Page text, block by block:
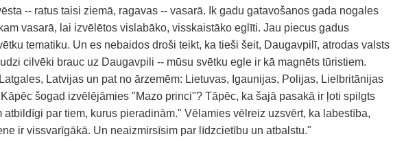
-- ratus taisi ziemā, ragavas -- vasarā. Ik gadu gatavošanos gada nogales
vasarā, lai izvēlētos vislabāko, visskaistāko eglīti. Jau piecus gadus
tematiku. Un es nebaidos droši teikt, ka tieši šeit, Daugavpilī, atrodas valsts
cilvēki brauc uz Daugavpili -- mūsu svētku egle ir kā magnēts tūristiem.
Latvijas un pat no ārzemēm: Lietuvas, Igaunijas, Polijas, Lielbritānijas
šogad izvēlējāmies "Mazo princi"? Tāpēc, ka šajā pasakā ir ļoti spilgts
atbildīgi par tiem, kurus pieradinām." Vēlamies vēlreiz uzsvērt, ka labestība,
ir vissvarīgākā. Un neaizmirsīsim par līdzcietību un atbalstu."